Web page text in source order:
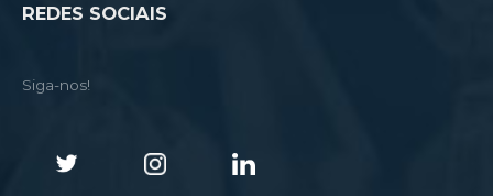
REDES SOCIAIS
Siga-nos!